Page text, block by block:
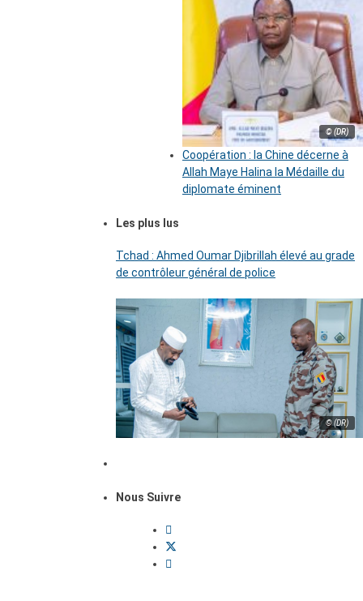
© (DR)
Coopération : la Chine décerne à
Allah Maye Halina la Médaille du
diplomate éminent
Les plus lus
Tchad : Ahmed Oumar Djibrillah élevé au grade
de contrôleur général de police
© (DR)
Nous Suivre